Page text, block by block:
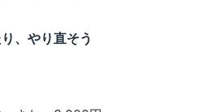
、やり直そう